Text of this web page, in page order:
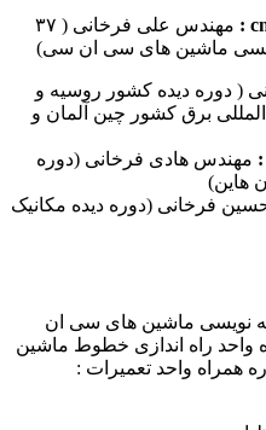
مهندس علی فرخانی ( ۳۷
ماشین های سی ان سی)
( دوره دیده کشور روسیه و
برق کشور چین آلمان و
مهندس هادی فرخانی (دوره
هاین)
فرخانی (دوره دیده مکانیک
نویسی ماشین های سی ان
شماره همراه واحد راه اندازی خطوط ماشین
: ۰۹۱۰۱۹۹۷۴۷۰ شماره همراه واحد تعمیرات :